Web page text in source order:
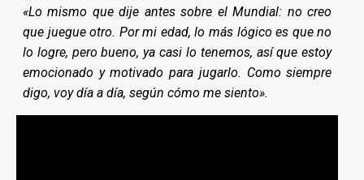
«Lo mismo que dije antes sobre el Mundial: no creo
que juegue otro. Por mi edad, lo más lógico es que no
lo logre, pero bueno, ya casi lo tenemos, así que estoy
emocionado y motivado para jugarlo. Como siempre
digo, voy día a día, según cómo me siento».